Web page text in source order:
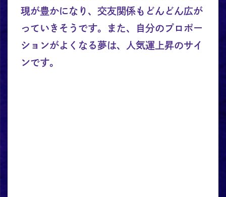
現が豊かになり、交友関係もどんどん広が
っていきそうです。また、自分のプロポー
ションがよくなる夢は、人気運上昇のサイ
ンです。